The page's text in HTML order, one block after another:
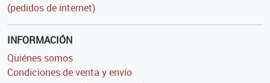
(pedidos de internet)
INFORMACIÓN
Quiénes somos
Condiciones de venta y envío